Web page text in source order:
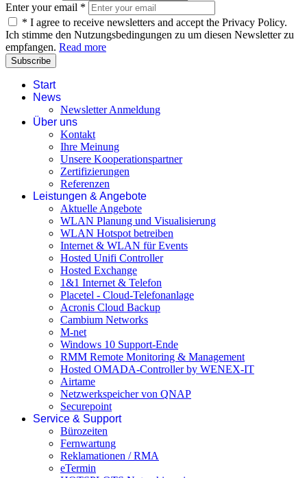
Enter your email *
* I agree to receive newsletters and accept the Privacy Policy.
Ich stimme den Nutzungsbedingungen zu um diesen Newsletter zu
empfangen. Read more
Subscribe
Start
News
Newsletter Anmeldung
Über uns
Kontakt
Ihre Meinung
Unsere Kooperationspartner
Zertifizierungen
Referenzen
Leistungen & Angebote
Aktuelle Angebote
WLAN Planung und Visualisierung
WLAN Hotspot betreiben
Internet & WLAN für Events
Hosted Unifi Controller
Hosted Exchange
1&1 Internet & Telefon
Placetel - Cloud-Telefonanlage
Acronis Cloud Backup
Cambium Networks
M-net
Windows 10 Support-Ende
RMM Remote Monitoring & Management
Hosted OMADA-Controller by WENEX-IT
Airtame
Netzwerkspeicher von QNAP
Securepoint
Service & Support
Bürozeiten
Fernwartung
Reklamationen / RMA
eTermin